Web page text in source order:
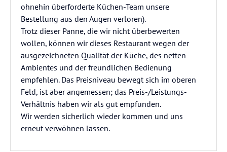
ohnehin überforderte Küchen-Team unsere
Bestellung aus den Augen verloren).
Trotz dieser Panne, die wir nicht überbewerten
wollen, können wir dieses Restaurant wegen der
ausgezeichneten Qualität der Küche, des netten
Ambientes und der freundlichen Bedienung
empfehlen. Das Preisniveau bewegt sich im oberen
Feld, ist aber angemessen; das Preis-/Leistungs-
Verhältnis haben wir als gut empfunden.
Wir werden sicherlich wieder kommen und uns
erneut verwöhnen lassen.